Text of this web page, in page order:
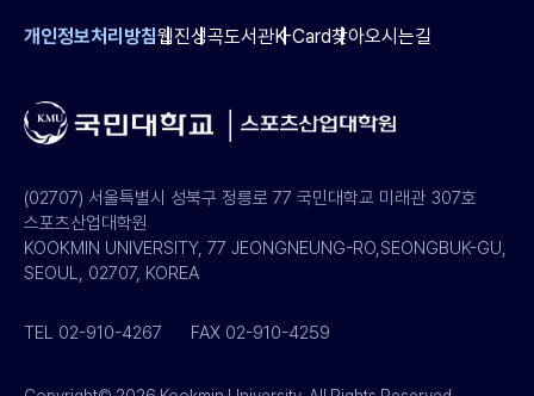
개인정보처리방침웹진성곡도서관K-Card찾아오시는길
(02707) 서울특별시 성북구 정릉로 77 국민대학교 미래관 307호
스포츠산업대학원
KOOKMIN UNIVERSITY, 77 JEONGNEUNG-RO,SEONGBUK-GU,
SEOUL, 02707, KOREA
TEL 02-910-4267 FAX 02-910-4259